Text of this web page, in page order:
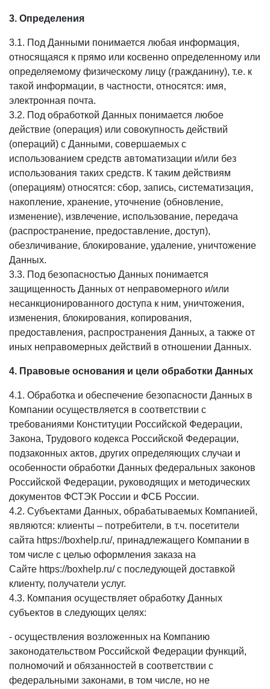
3. Определения
3.1. Под Данными понимается любая информация,
относящаяся к прямо или косвенно определенному или
определяемому физическому лицу (гражданину), т.е. к
такой информации, в частности, относятся: имя,
электронная почта.
3.2. Под обработкой Данных понимается любое
действие (операция) или совокупность действий
(операций) с Данными, совершаемых с
использованием средств автоматизации и/или без
использования таких средств. К таким действиям
(операциям) относятся: сбор, запись, систематизация,
накопление, хранение, уточнение (обновление,
изменение), извлечение, использование, передача
(распространение, предоставление, доступ),
обезличивание, блокирование, удаление, уничтожение
Данных.
3.3. Под безопасностью Данных понимается
защищенность Данных от неправомерного и/или
несанкционированного доступа к ним, уничтожения,
изменения, блокирования, копирования,
предоставления, распространения Данных, а также от
иных неправомерных действий в отношении Данных.
4. Правовые основания и цели обработки Данных
4.1. Обработка и обеспечение безопасности Данных в
Компании осуществляется в соответствии с
требованиями Конституции Российской Федерации,
Закона, Трудового кодекса Российской Федерации,
подзаконных актов, других определяющих случаи и
особенности обработки Данных федеральных законов
Российской Федерации, руководящих и методических
документов ФСТЭК России и ФСБ России.
4.2. Субъектами Данных, обрабатываемых Компанией,
являются: клиенты – потребители, в т.ч. посетители
сайта https://boxhelp.ru/, принадлежащего Компании в
том числе с целью оформления заказа на
Сайте https://boxhelp.ru/ с последующей доставкой
клиенту, получатели услуг.
4.3. Компания осуществляет обработку Данных
субъектов в следующих целях:
- осуществления возложенных на Компанию
законодательством Российской Федерации функций,
полномочий и обязанностей в соответствии с
федеральными законами, в том числе, но не